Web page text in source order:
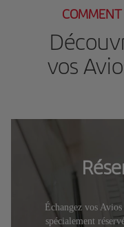
COMMENT
vos
Échangez vos
spécialement